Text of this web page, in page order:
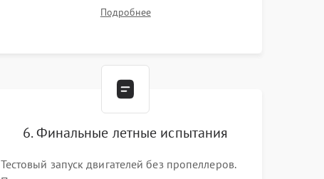
и демпферов трехосевого подвеса камеры.
Подробнее
6. Финальные летные испытания
Тестовый запуск двигателей без пропеллеров.